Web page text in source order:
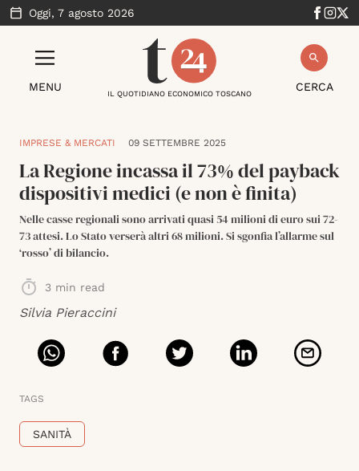
Oggi, 7 agosto 2026
MENU CERCA
IL QUOTIDIANO ECONOMICO TOSCANO
IMPRESE & MERCATI 09 SETTEMBRE 2025
La Regione incassa il 73% del payback
dispositivi medici (e non è finita)
Nelle casse regionali sono arrivati quasi 54 milioni di euro sui 72-
73 attesi. Lo Stato verserà altri 68 milioni. Si sgonfia l’allarme sul
‘rosso’ di bilancio.
3 min read
Silvia Pieraccini
TAGS
SANITÀ